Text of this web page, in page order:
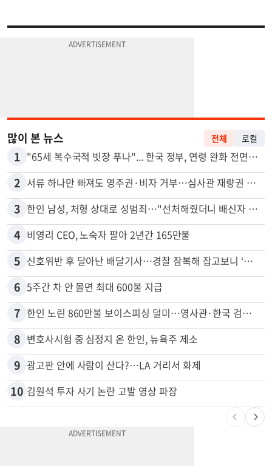
많이 본 뉴스 전체 로컬
1 "65세 복수국적 빗장 푸나"... 한국 정부, 연령 완화 전면 추진
2 서류 하나만 빠져도 영주권·비자 거부…심사관 재량권 대폭 확대
3 한인 남성, 처형 상대로 성범죄…"선처해줬더니 배신자 취급"
4 비영리 CEO, 노숙자 팔아 2년간 165만불
5 신호위반 후 달아난 배달기사…경찰 잠복해 잡고보니 ‘반전’
6 5주간 차 안 몰면 최대 600불 지급
7 한인 노린 860만불 보이스피싱 덜미…영사관·한국 검찰 사칭
8 변호사시험 중 심정지 온 한인, 뉴욕주 제소
9 광고판 안에 사람이 산다?…LA 거리서 화제
10 김원석 투자 사기 논란 고발 영상 파장